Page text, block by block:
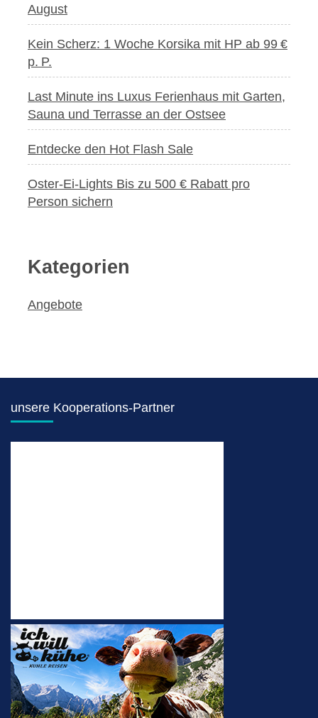
August
Kein Scherz: 1 Woche Korsika mit HP ab 99 €
p. P.
Last Minute ins Luxus Ferienhaus mit Garten,
Sauna und Terrasse an der Ostsee
Entdecke den Hot Flash Sale
Oster-Ei-Lights Bis zu 500 € Rabatt pro
Person sichern
Kategorien
Angebote
unsere Kooperations-Partner